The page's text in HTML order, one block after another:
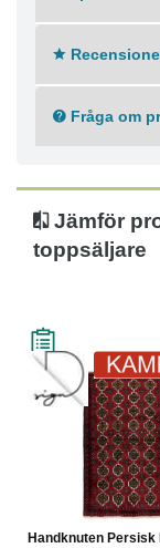
Fråga om
Jämför
toppsäljare
Handknuten Persisk